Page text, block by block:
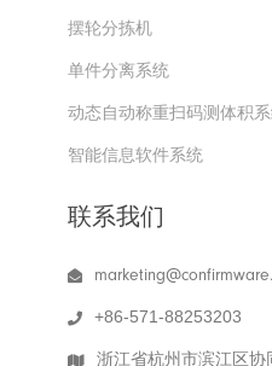
摆轮分拣机
单件分离系统
动态自动称重扫码测体积系
智能信息软件系统
联系我们
+86-571-88253203
浙江省杭州市滨江区协